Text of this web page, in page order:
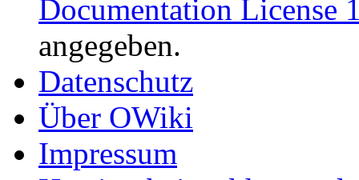
Documentation License
angegeben.
Datenschutz
Über OWiki
Impressum